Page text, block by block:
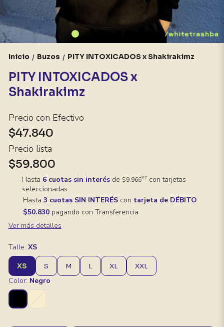
Inicio / Buzos / PITY INTOXICADOS x Shakirakimz
PITY INTOXICADOS x
Shakirakimz
Precio con Efectivo
$47.840
Precio lista
$59.800
Hasta 6 cuotas sin interésde $9.96667 con tarjetas
seleccionadas
Hasta 3 cuotas SIN INTERÉScon tarjeta de DÉBITO
$50.830pagando con Transferencia
Ver más detalles
Talle: XS
XS S M L XL XXL
Color: Negro